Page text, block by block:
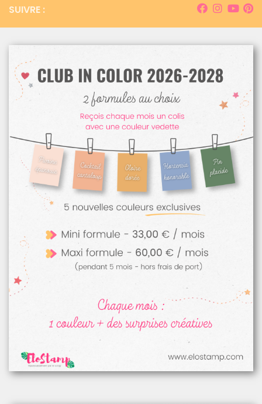
SUIVRE :